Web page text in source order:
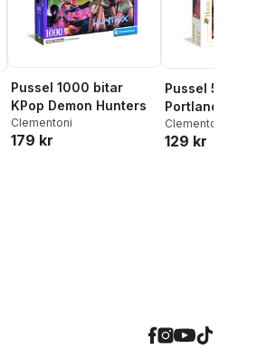
Pussel 1000 bitar
KPop Demon Hunters
Clementoni
179 kr
Pussel 500
Portland
High Quality
Collection
Clementoni
129 kr